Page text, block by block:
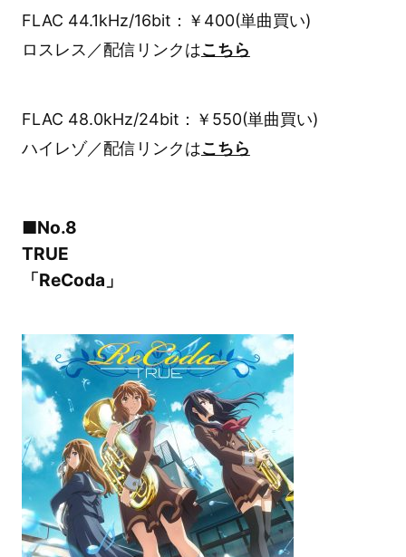
FLAC 44.1kHz/16bit：￥400(単曲買い)
ロスレス／配信リンクはこちら
FLAC 48.0kHz/24bit：￥550(単曲買い)
ハイレゾ／配信リンクはこちら
■No.8
TRUE
「ReCoda」